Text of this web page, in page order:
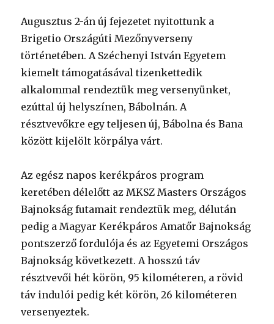
Augusztus 2-án új fejezetet nyitottunk a
Brigetio Országúti Mezőnyverseny
történetében. A Széchenyi István Egyetem
kiemelt támogatásával tizenkettedik
alkalommal rendeztük meg versenyünket,
ezúttal új helyszínen, Bábolnán. A
résztvevőkre egy teljesen új, Bábolna és Bana
között kijelölt körpálya várt.
Az egész napos kerékpáros program
keretében délelőtt az MKSZ Masters Országos
Bajnokság futamait rendeztük meg, délután
pedig a Magyar Kerékpáros Amatőr Bajnokság
pontszerző fordulója és az Egyetemi Országos
Bajnokság következett. A hosszú táv
résztvevői hét körön, 95 kilométeren, a rövid
táv indulói pedig két körön, 26 kilométeren
versenyeztek.